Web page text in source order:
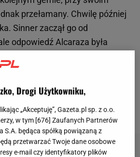
przełamany. Chwilę później
Sinner zaczął go od
odpowiedź Alcaraza była
stanie 4:3 Włoch dwa razy
W efekcie o losach tytułu w
piąty set!
Drogi Użytkowniku,
„Akceptuję”, Gazeta.pl sp. z o.o.
w tym [676] Zaufanych Partnerów
S.A. będąca spółką powiązaną z
przetwarzać Twoje dane osobowe
e-mail czy identyfikatory plików